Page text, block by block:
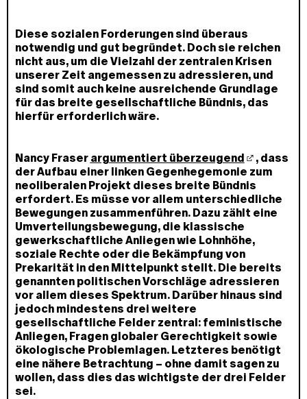
Diese sozialen Forderungen sind überaus
notwendig und gut begründet. Doch sie reichen
nicht aus, um die Vielzahl der zentralen Krisen
unserer Zeit angemessen zu adressieren, und
sind somit auch keine ausreichende Grundlage
für das breite gesellschaftliche Bündnis, das
hierfür erforderlich wäre.
Nancy Fraser argumentiert überzeugend
, dass
der Aufbau einer linken Gegenhegemonie zum
neoliberalen Projekt dieses breite Bündnis
erfordert. Es müsse vor allem unterschiedliche
Bewegungen zusammenführen. Dazu zählt eine
Umverteilungsbewegung, die klassische
gewerkschaftliche Anliegen wie Lohnhöhe,
soziale Rechte oder die Bekämpfung von
Prekarität in den Mittelpunkt stellt. Die bereits
genannten politischen Vorschläge adressieren
vor allem dieses Spektrum. Darüber hinaus sind
jedoch mindestens drei weitere
gesellschaftliche Felder zentral: feministische
Anliegen, Fragen globaler Gerechtigkeit sowie
ökologische Problemlagen. Letzteres benötigt
eine nähere Betrachtung – ohne damit sagen zu
wollen, dass dies das wichtigste der drei Felder
sei.